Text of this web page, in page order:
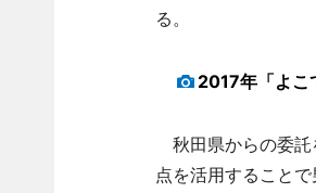
る。
2017年「よこ
秋田県からの委託
点を活用すること